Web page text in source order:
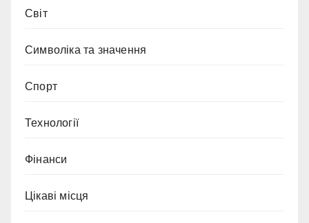
Світ
Символіка та значення
Спорт
Технології
Фінанси
Цікаві місця